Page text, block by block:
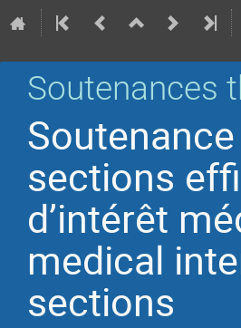
Soutenances
sections
d’intérêt
medical
sections